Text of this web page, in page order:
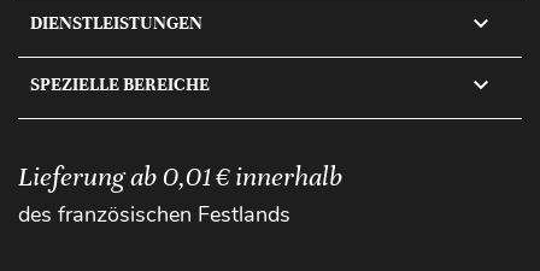
DIENSTLEISTUNGEN 
SPEZIELLE BEREICHE 
Lieferung ab 0,01 € innerhalb
des französischen Festlands